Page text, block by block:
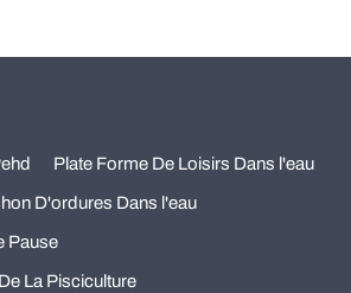
Plate Forme De Loisirs Dans l'eau
D'ordures Dans l'eau
Pause
La Pisciculture